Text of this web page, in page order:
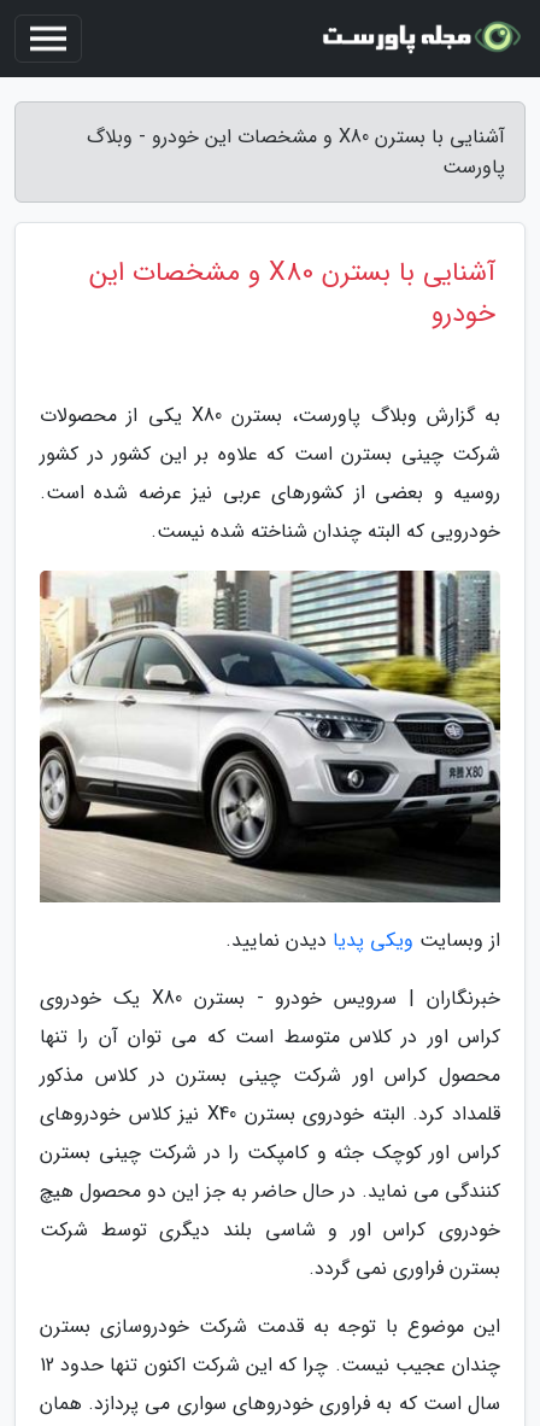
آشنایی با بسترن X80 و مشخصات این خودرو - وبلاگ
پاورست
آشنایی با بسترن X80 و مشخصات این
خودرو
به گزارش وبلاگ پاورست، بسترن X80 یکی از محصولات
شرکت چینی بسترن است که علاوه بر این کشور در کشور
روسیه و بعضی از کشورهای عربی نیز عرضه شده است.
خودرویی که البته چندان شناخته شده نیست.
از وبسایت ویکی پدیا دیدن نمایید.
خبرنگاران | سرویس خودرو - بسترن X80 یک خودروی
کراس اور در کلاس متوسط است که می توان آن را تنها
محصول کراس اور شرکت چینی بسترن در کلاس مذکور
قلمداد کرد. البته خودروی بسترن X40 نیز کلاس خودروهای
کراس اور کوچک جثه و کامپکت را در شرکت چینی بسترن
کنندگی می نماید. در حال حاضر به جز این دو محصول هیچ
خودروی کراس اور و شاسی بلند دیگری توسط شرکت
بسترن فراوری نمی گردد.
این موضوع با توجه به قدمت شرکت خودروسازی بسترن
چندان عجیب نیست. چرا که این شرکت اکنون تنها حدود 12
سال است که به فراوری خودروهای سواری می پردازد. همان